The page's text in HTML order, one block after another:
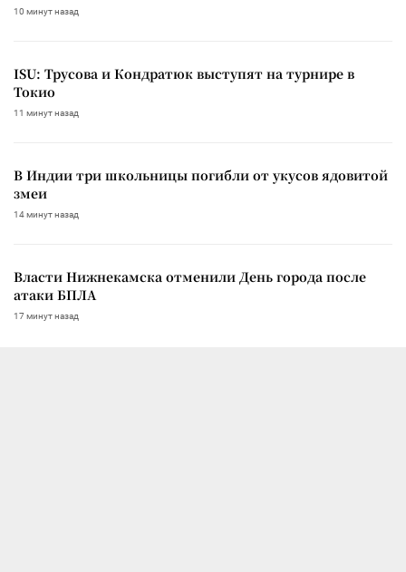
10 минут назад
ISU: Трусова и Кондратюк выступят на турнире в
Токио
11 минут назад
В Индии три школьницы погибли от укусов ядовитой
змеи
14 минут назад
Власти Нижнекамска отменили День города после
атаки БПЛА
17 минут назад